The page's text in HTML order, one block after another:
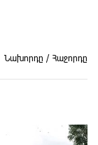
Նախորդը / Հաջորդը